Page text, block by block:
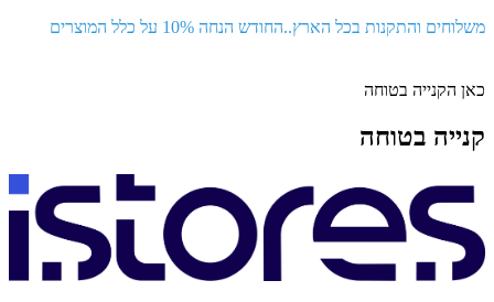
משלוחים והתקנות בכל הארץ..החודש הנחה 10% על כלל המוצרים
כאן הקנייה בטוחה
קנייה בטוחה